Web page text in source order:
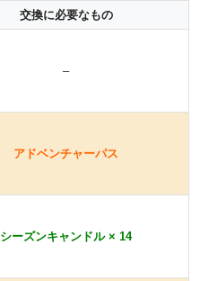
交換に必要なもの
–
アドベンチャーパス
シーズンキャンドル × 14